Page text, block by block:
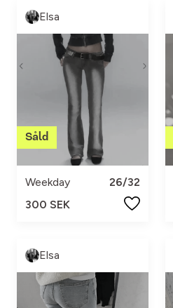
Elsa
Weekday
26/32
300 SEK
Elsa